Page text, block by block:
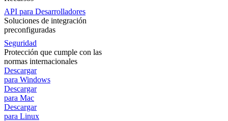
API para Desarrolladores
Soluciones de integración
preconfiguradas
Seguridad
Protección que cumple con las
normas internacionales
Descargar
para Windows
Descargar
para Mac
Descargar
para Linux